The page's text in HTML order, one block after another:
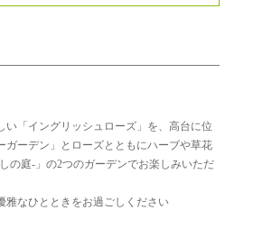
「イングリッシュローズ」を、 高台に位
ガーデン」とローズとともにハーブや草花
の庭-」の2つのガーデンでお楽しみいただ
雅なひとときをお過ごしください